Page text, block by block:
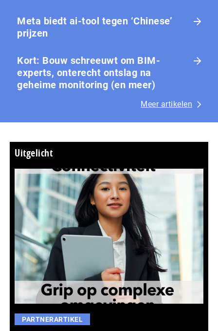
Meta biedt ai-tool tegen ‘Chinese’
prijzen
Kort: Bouw schreeuwt om BIM-
experts, onterecht ontslag na
geheime monitoring (en meer)
Meer artikelen
Uitgelicht
PARTNERARTIKEL